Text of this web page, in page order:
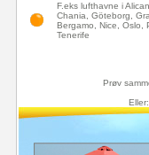
F.eks lufthavne i
Chania, Göteborg,
Bergamo, Nice, Oslo,
Tenerife
Prøv